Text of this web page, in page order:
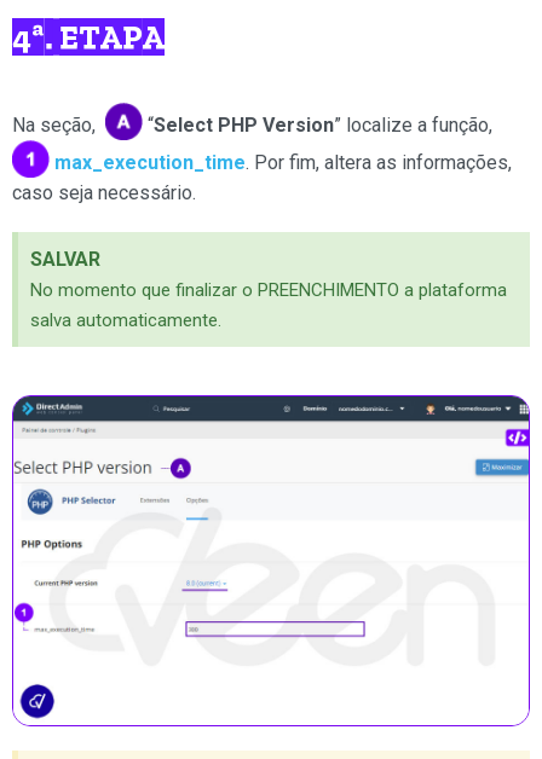
4ª. ETAPA
Na seção, “Select PHP Version” localize a função,
max_execution_time. Por fim, altera as informações,
caso seja necessário.
SALVAR
No momento que finalizar o PREENCHIMENTO a plataforma
salva automaticamente.